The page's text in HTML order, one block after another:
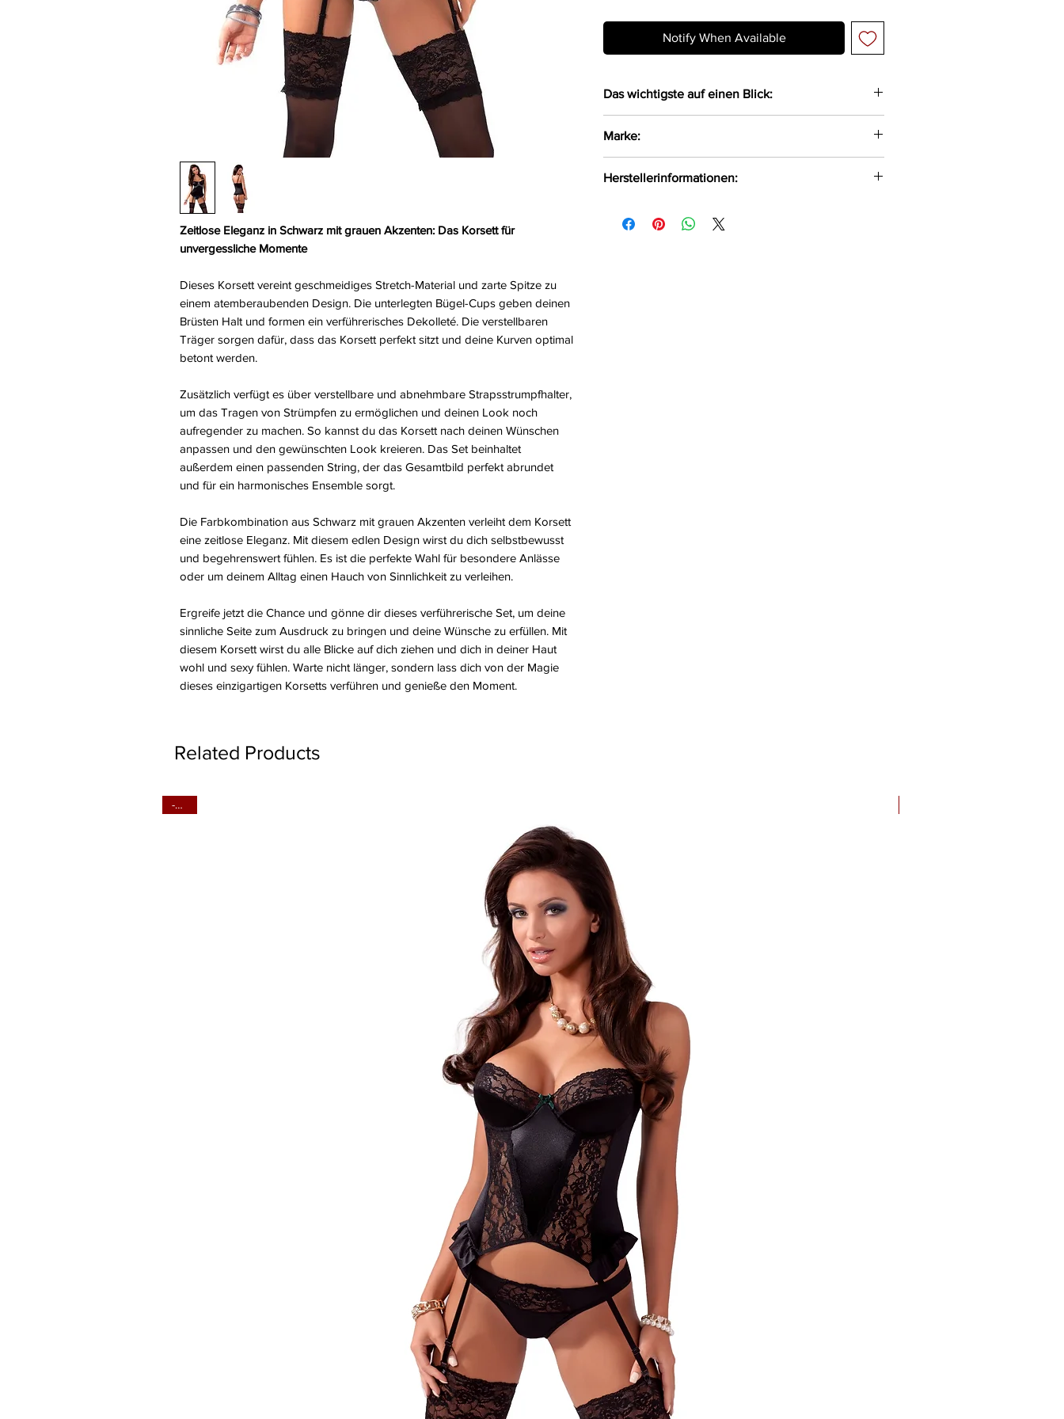
Zeitlose Eleganz in Schwarz mit grauen Akzenten: Das Korsett für
unvergessliche Momente
Dieses Korsett vereint geschmeidiges Stretch-Material und zarte Spitze zu
einem atemberaubenden Design. Die unterlegten Bügel-Cups geben deinen
Brüsten Halt und formen ein verführerisches Dekolleté. Die verstellbaren
Träger sorgen dafür, dass das Korsett perfekt sitzt und deine Kurven optimal
betont werden.
Zusätzlich verfügt es über verstellbare und abnehmbare Strapsstrumpfhalter,
um das Tragen von Strümpfen zu ermöglichen und deinen Look noch
aufregender zu machen. So kannst du das Korsett nach deinen Wünschen
anpassen und den gewünschten Look kreieren. Das Set beinhaltet
außerdem einen passenden String, der das Gesamtbild perfekt abrundet
und für ein harmonisches Ensemble sorgt.
Die Farbkombination aus Schwarz mit grauen Akzenten verleiht dem Korsett
eine zeitlose Eleganz. Mit diesem edlen Design wirst du dich selbstbewusst
und begehrenswert fühlen. Es ist die perfekte Wahl für besondere Anlässe
oder um deinem Alltag einen Hauch von Sinnlichkeit zu verleihen.
Ergreife jetzt die Chance und gönne dir dieses verführerische Set, um deine
sinnliche Seite zum Ausdruck zu bringen und deine Wünsche zu erfüllen. Mit
diesem Korsett wirst du alle Blicke auf dich ziehen und dich in deiner Haut
wohl und sexy fühlen. Warte nicht länger, sondern lass dich von der Magie
dieses einzigartigen Korsetts verführen und genieße den Moment.
Notify When Available
Das wichtigste auf einen Blick:
zarter Spitze
Mit unterlegten Bügel-Cups und verstellbaren
Trägern
Strapsstrumpfhaltern
Marke:
Herstellerinformationen:
Westfalen Bergkamen, Deutschland, 59192
Related Products
-20%